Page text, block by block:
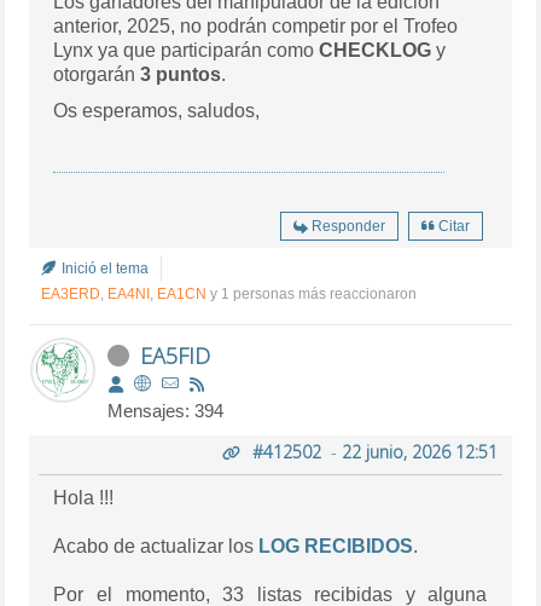
anterior, 2025, no podrán competir por el Trofeo
Lynx ya que participarán como CHECKLOG y
otorgarán3 puntos.
Os esperamos, saludos,
Responder Citar
Inició el tema
EA3ERD, EA4NI, EA1CN y 1 personas más reaccionaron
EA5FID
Mensajes: 394
#412502- 22 junio, 2026 12:51
Hola !!!
Acabo de actualizar los LOG RECIBIDOS.
Por el momento, 33 listas recibidas y alguna